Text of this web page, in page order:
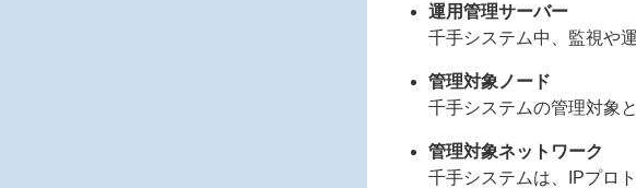
運用管理サーバー
千手システム中、監視や
管理対象ノード
千手システムの管理対象
管理対象ネットワーク
千手システムは、IPプロ